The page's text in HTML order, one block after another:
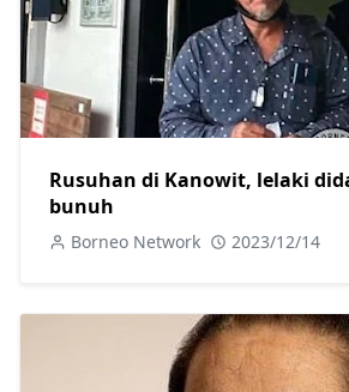
Rusuhan di Kanowit, lelaki
bunuh
Borneo Network 2023/12/14